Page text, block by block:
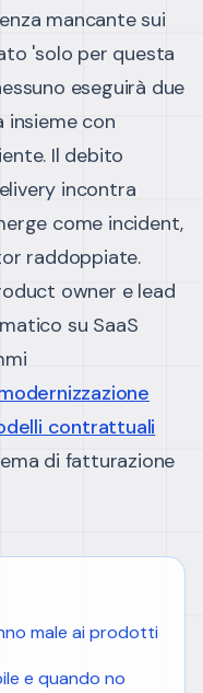
mancante sui
'solo per questa
eseguirà due
insieme con
Il debito
incontra
come incident,
raddoppiate.
owner e lead
su SaaS
contrattuali
di fatturazione
male ai prodotti
e quando no